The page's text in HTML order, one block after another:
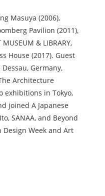
Masuya (2006),
Pavilion (2011),
& LIBRARY,
House (2017). Guest
Germany,
Architecture
exhibitions in Tokyo,
joined A Japanese
SANAA, and Beyond
Design Week and Art